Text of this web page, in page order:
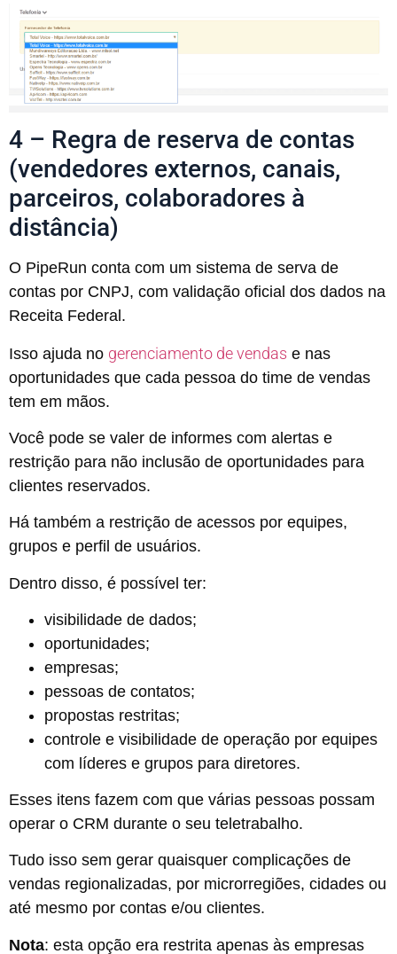
4 – Regra de reserva de contas
(vendedores externos, canais,
parceiros, colaboradores à
distância)
O PipeRun conta com um sistema de serva de
contas por CNPJ, com validação oficial dos dados na
Receita Federal.
Isso ajuda no gerenciamento de vendas e nas
oportunidades que cada pessoa do time de vendas
tem em mãos.
Você pode se valer de informes com alertas e
restrição para não inclusão de oportunidades para
clientes reservados.
Há também a restrição de acessos por equipes,
grupos e perfil de usuários.
Dentro disso, é possível ter:
visibilidade de dados;
oportunidades;
empresas;
pessoas de contatos;
propostas restritas;
controle e visibilidade de operação por equipes
com líderes e grupos para diretores.
Esses itens fazem com que várias pessoas possam
operar o CRM durante o seu teletrabalho.
Tudo isso sem gerar quaisquer complicações de
vendas regionalizadas, por microrregiões, cidades ou
até mesmo por contas e/ou clientes.
Nota: esta opção era restrita apenas às empresas